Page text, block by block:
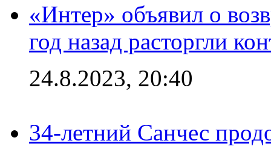
«Интер» объявил о
год назад расторгли
24.8.2023, 20:40
34-летний Санчес